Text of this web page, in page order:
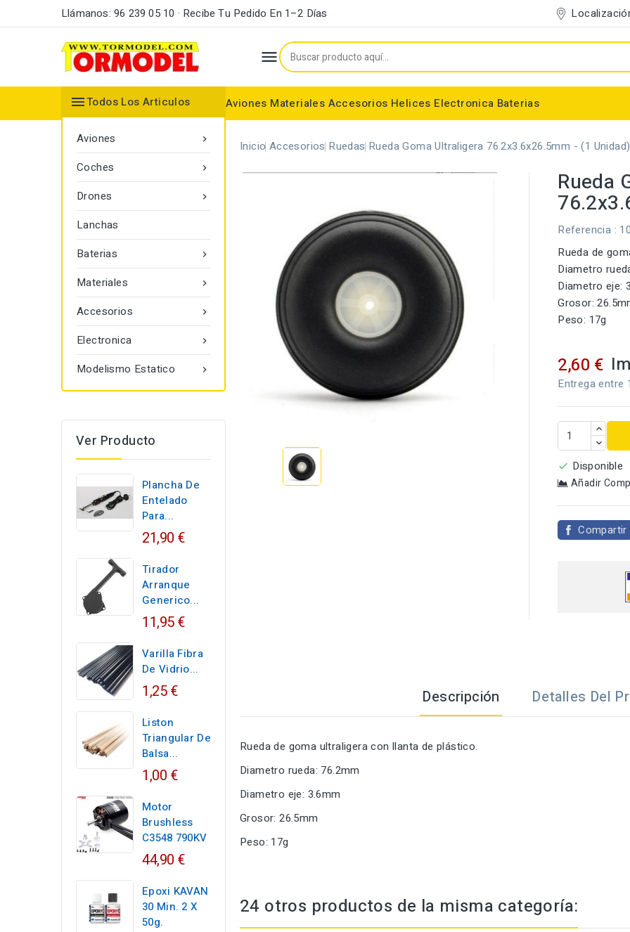
Llámanos: 96 239 05 10 · Recibe Tu Pedido En 1–2 Días

Aviones Materiales Accesorios Helices Electronica Baterias
Todos Los Articulos

Aviones

Coches

Drones
Lanchas

Baterias

Materiales

Accesorios

Electronica

Modelismo Estatico
Ver Producto
Plancha De
Entelado
Para...
21,90 €
Tirador
Arranque
Generico...
11,95 €
Varilla Fibra
De Vidrio...
1,25 €
Liston
Triangular De
Balsa...
1,00 €
Motor
Brushless
C3548 790KV
44,90 €
Epoxi KAVAN
30 Min. 2 X
50g.
Inicio Accesorios Ruedas Rueda Goma Ultraligera 76.2x3.6x26.5mm - (1 Unidad)
Rueda
Referencia :
Rueda de
Diametro
Diametro eje:
Grosor:
Peso: 17g
2,60 €
Entrega entre
 Disponible
Añadir
Compartir
Descripción Detalles Del
Rueda de goma ultraligera con llanta de plástico.
Diametro rueda: 76.2mm
Diametro eje: 3.6mm
Grosor: 26.5mm
Peso: 17g
24 otros productos de la misma categoría: